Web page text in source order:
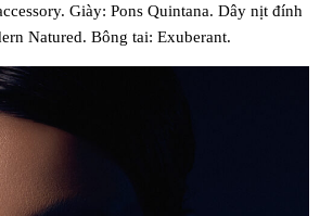
Giày: Pons Quintana. Dây nịt đính
Natured. Bông tai: Exuberant.